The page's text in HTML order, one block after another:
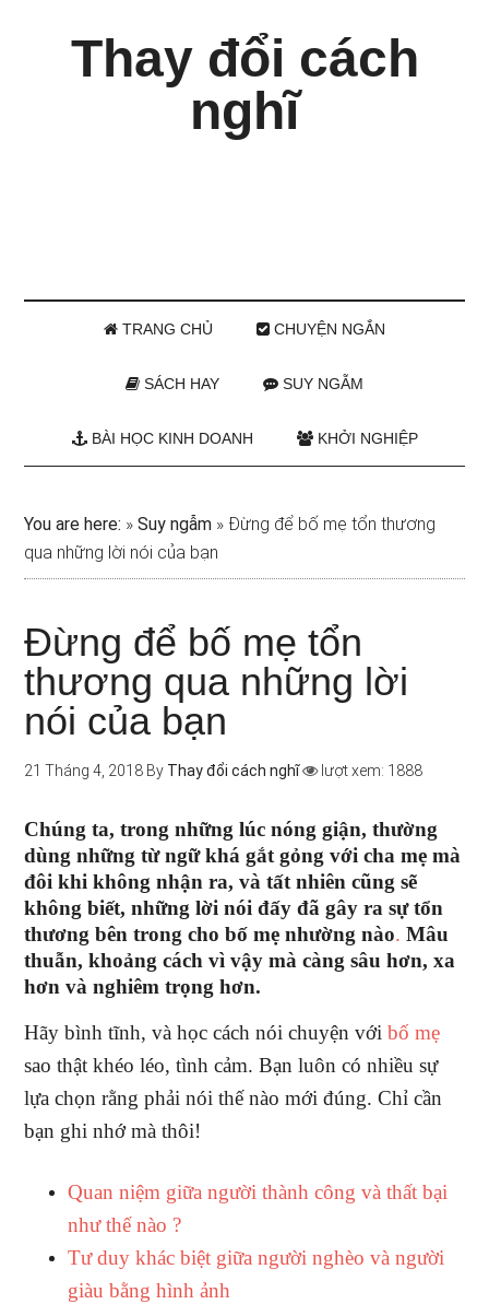
Thay đổi cách
nghĩ
TRANG CHỦ CHUYỆN NGẮN
SÁCH HAY SUY NGẪM
BÀI HỌC KINH DOANH KHỞI NGHIỆP
You are here: »Suy ngẫm »Đừng để bố mẹ tổn thương
qua những lời nói của bạn
Đừng để bố mẹ tổn
thương qua những lời
nói của bạn
21 Tháng 4, 2018 By Thay đổi cách nghĩ lượt xem: 1888
Chúng ta, trong những lúc nóng giận, thường
dùng những từ ngữ khá gắt gỏng với cha mẹ mà
đôi khi không nhận ra, và tất nhiên cũng sẽ
không biết, những lời nói đấy đã gây ra sự tổn
thương bên trong cho bố mẹ nhường nào. Mâu
thuẫn, khoảng cách vì vậy mà càng sâu hơn, xa
hơn và nghiêm trọng hơn.
Hãy bình tĩnh, và học cách nói chuyện vớibố mẹ
sao thật khéo léo, tình cảm. Bạn luôn có nhiều sự
lựa chọn rằng phải nói thế nào mới đúng. Chỉ cần
bạn ghi nhớ mà thôi!
Quan niệm giữa người thành công và thất bại
như thế nào ?
Tư duy khác biệt giữa người nghèo và người
giàu bằng hình ảnh